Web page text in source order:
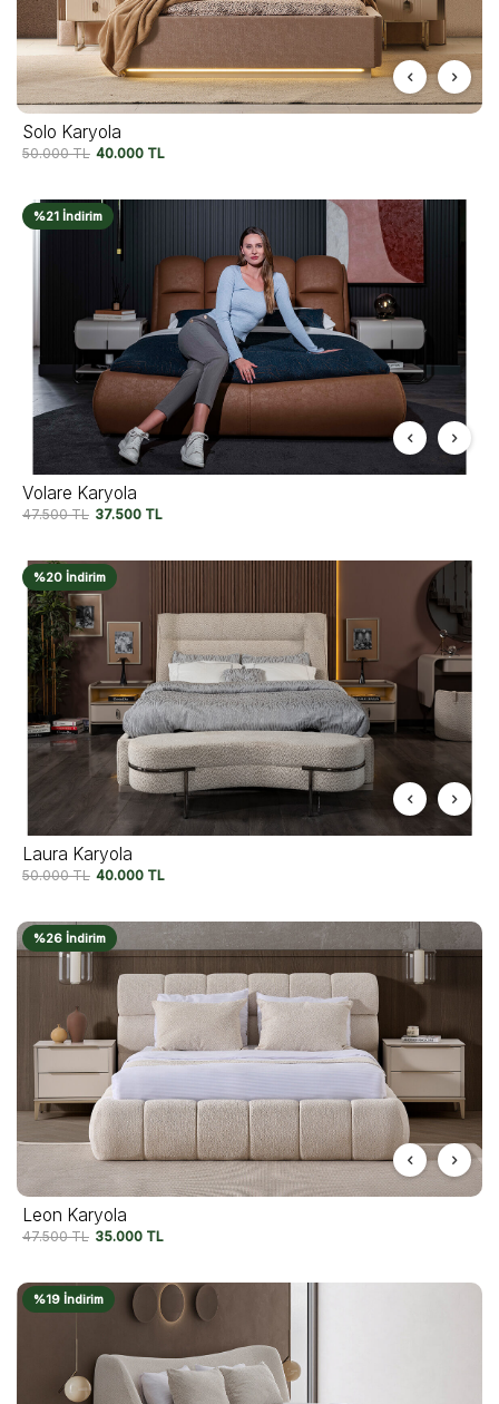
Solo Karyola
50.000TL 40.000 TL
%21 İndirim
Volare Karyola
47.500TL 37.500 TL
%20 İndirim
Laura Karyola
50.000TL 40.000 TL
%26 İndirim
Leon Karyola
47.500TL 35.000 TL
%19 İndirim